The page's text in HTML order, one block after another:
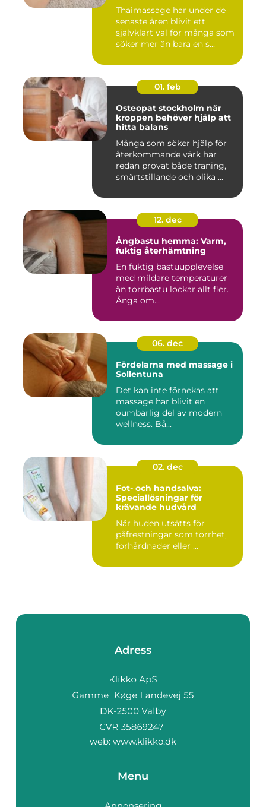
Thaimassage har under de
senaste åren blivit ett
självklart val för många som
söker mer än bara en s...
01. feb
Osteopat stockholm när
kroppen behöver hjälp att
hitta balans
Många som söker hjälp för
återkommande värk har
redan provat både träning,
smärtstillande och olika ...
12. dec
Ångbastu hemma: Varm,
fuktig återhämtning
En fuktig bastuupplevelse
med mildare temperaturer
än torrbastu lockar allt fler.
Ånga om...
06. dec
Fördelarna med massage i
Sollentuna
Det kan inte förnekas att
massage har blivit en
oumbärlig del av modern
wellness. Bå...
02. dec
Fot- och handsalva:
Speciallösningar för
krävande hudvård
När huden utsätts för
påfrestningar som torrhet,
förhårdnader eller ...
Adress
web: www.klikko.dk
Menu